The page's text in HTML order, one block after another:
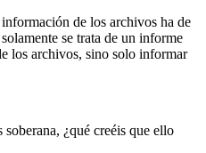
de los archivos ha de
se trata de un informe
los archivos, sino solo informar
¿qué creéis que ello